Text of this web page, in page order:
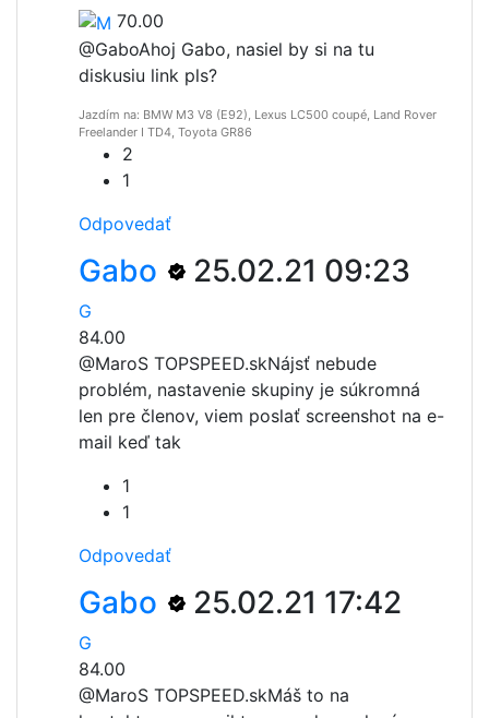
70.00
@GaboAhoj Gabo, nasiel by si na tu
diskusiu link pls?
Jazdím na: BMW M3 V8 (E92), Lexus LC500 coupé, Land Rover
Freelander I TD4, Toyota GR86
2
1
Odpovedať
Gabo 25.02.21 09:23
G
84.00
@MaroS TOPSPEED.skNájsť nebude
problém, nastavenie skupiny je súkromná
len pre členov, viem poslať screenshot na e-
mail keď tak
1
1
Odpovedať
Gabo 25.02.21 17:42
G
84.00
@MaroS TOPSPEED.skMáš to na